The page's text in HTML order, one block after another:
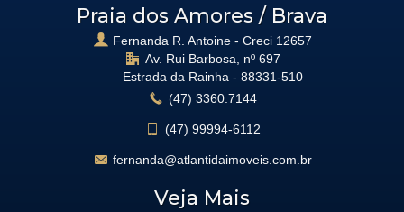
Praia dos Amores / Brava
Fernanda R. Antoine - Creci 12657
Av. Rui Barbosa, nº 697
Estrada da Rainha - 88331-510
(47) 3360.7144
(47) 99994-6112
fernanda@atlantidaimoveis.com.br
Veja Mais